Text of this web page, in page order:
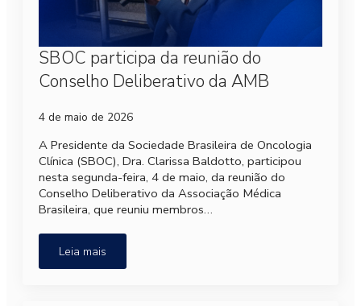
SBOC participa da reunião do
Conselho Deliberativo da AMB
4 de maio de 2026
A Presidente da Sociedade Brasileira de Oncologia
Clínica (SBOC), Dra. Clarissa Baldotto, participou
nesta segunda-feira, 4 de maio, da reunião do
Conselho Deliberativo da Associação Médica
Brasileira, que reuniu membros…
Leia mais